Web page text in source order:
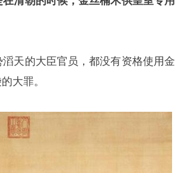
天的大臣官员，都没有资格使用金
大罪。